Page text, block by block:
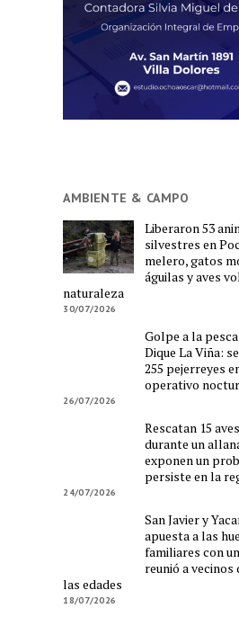
AMBIENTE & CAMPO
Liberaron 53
silvestres en
melero, gatos
águilas y aves
naturaleza
30/07/2026
Golpe a la
Dique La Viña:
255 pejerreyes
operativo
26/07/2026
Rescatan 15
durante un
exponen un
persiste en la
24/07/2026
San Javier y
apuesta a las
familiares con
reunió a vecinos
las edades
18/07/2026